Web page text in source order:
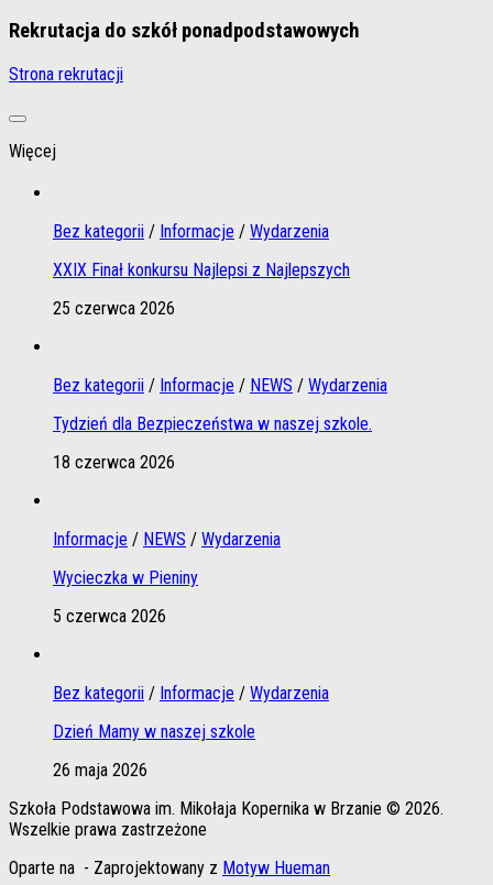
Rekrutacja do szkół ponadpodstawowych
Strona rekrutacji
Więcej
Bez kategorii / Informacje / Wydarzenia
XXIX Finał konkursu Najlepsi z Najlepszych
25 czerwca 2026
Bez kategorii / Informacje / NEWS / Wydarzenia
Tydzień dla Bezpieczeństwa w naszej szkole.
18 czerwca 2026
Informacje / NEWS / Wydarzenia
Wycieczka w Pieniny
5 czerwca 2026
Bez kategorii / Informacje / Wydarzenia
Dzień Mamy w naszej szkole
26 maja 2026
Szkoła Podstawowa im. Mikołaja Kopernika w Brzanie © 2026.
Wszelkie prawa zastrzeżone
Oparte na - Zaprojektowany z Motyw Hueman